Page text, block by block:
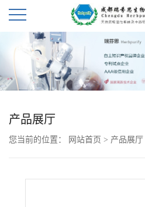
产品展厅
您当前的位置： 网站首页 > 产品展厅